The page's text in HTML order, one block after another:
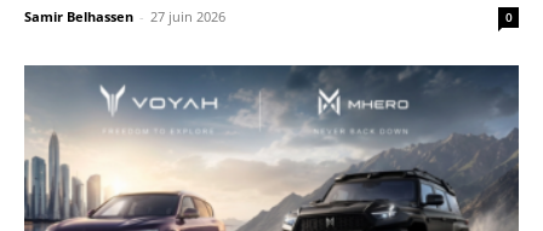
Samir Belhassen - 27 juin 2026 0